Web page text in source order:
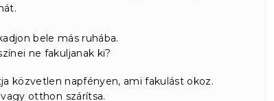
bele más ruhába.
ne fakuljanak ki?
közvetlen napfényen, ami fakulást okoz.
otthon szárítsa.